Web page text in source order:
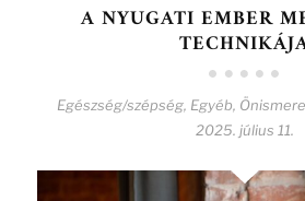
A NYUGATI EMBER
Egészség/szépség, Egyéb,
2025. július 11.